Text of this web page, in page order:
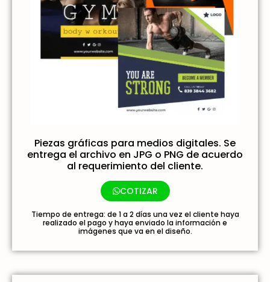
Piezas gráficas para medios digitales. Se
entrega el archivo en JPG o PNG de acuerdo
al requerimiento del cliente.
COTIZAR
Tiempo de entrega: de 1 a 2 días una vez el cliente haya
realizado el pago y haya enviado la información e
imágenes que va en el diseño.